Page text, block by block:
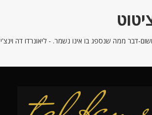
דבר ממה שנספג בו אינו נשמר. - ליאונרדו דה וינצ'י